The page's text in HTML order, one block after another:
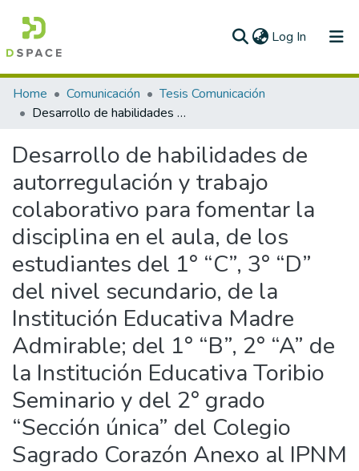
Log In (current)
Communities & Collections
All of DSpace
Statistics
Home Comunicación
Tesis Comunicación
Desarrollo de habilidades de autorregulación y trabajo colaborativo para fomentar la disciplina en el aula, de los estudiantes del 1° “C”, 3° “D” del nivel secundario, de la Institución Educativa Madre Admirable; del 1° “B”, 2° “A” de la Institución Educativa Toribio Seminario y del 2° grado “Sección única” del Colegio Sagrado Corazón Anexo al IPNM
Desarrollo de habilidades de
autorregulación y trabajo
colaborativo para fomentar la
disciplina en el aula, de los
estudiantes del 1° “C”, 3° “D”
del nivel secundario, de la
Institución Educativa Madre
Admirable; del 1° “B”, 2° “A” de
la Institución Educativa Toribio
Seminario y del 2° grado
“Sección única” del Colegio
Sagrado Corazón Anexo al IPNM